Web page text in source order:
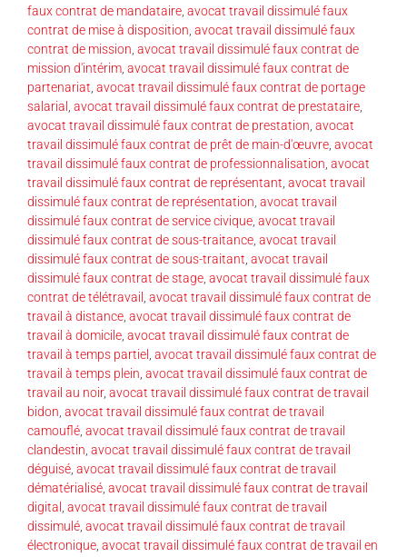
faux contrat de mandataire avocat travail dissimulé faux
contrat de mise à disposition avocat travail dissimulé faux
contrat de mission avocat travail dissimulé faux contrat de
mission d'intérim avocat travail dissimulé faux contrat de
partenariat avocat travail dissimulé faux contrat de portage
salarial avocat travail dissimulé faux contrat de prestataire
avocat travail dissimulé faux contrat de prestation avocat
travail dissimulé faux contrat de prêt de main-d'œuvre avocat
travail dissimulé faux contrat de professionnalisation avocat
travail dissimulé faux contrat de représentant avocat travail
dissimulé faux contrat de représentation avocat travail
dissimulé faux contrat de service civique avocat travail
dissimulé faux contrat de sous-traitance avocat travail
dissimulé faux contrat de sous-traitant avocat travail
dissimulé faux contrat de stage avocat travail dissimulé faux
contrat de télétravail avocat travail dissimulé faux contrat de
travail à distance avocat travail dissimulé faux contrat de
travail à domicile avocat travail dissimulé faux contrat de
travail à temps partiel avocat travail dissimulé faux contrat de
travail à temps plein avocat travail dissimulé faux contrat de
travail au noir, avocat travail dissimulé faux contrat de travail
bidon avocat travail dissimulé faux contrat de travail
camouflé avocat travail dissimulé faux contrat de travail
clandestin avocat travail dissimulé faux contrat de travail
déguisé avocat travail dissimulé faux contrat de travail
dématérialisé avocat travail dissimulé faux contrat de travail
digital avocat travail dissimulé faux contrat de travail
dissimulé avocat travail dissimulé faux contrat de travail
électronique avocat travail dissimulé faux contrat de travail en